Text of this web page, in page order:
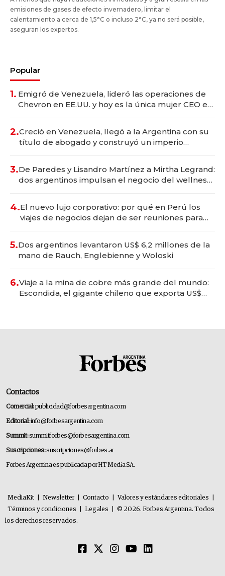
emisiones de gases de efecto invernadero, limitar el
calentamiento a cerca de 1,5°C o incluso 2°C, ya no será posible,
aseguran los expertos.
Popular
1. Emigró de Venezuela, lideró las operaciones de
Chevron en EE.UU. y hoy es la única mujer CEO en
2.Creció en Venezuela, llegó a la Argentina con su
título de abogado y construyó un imperio
3.De Paredes y Lisandro Martínez a Mirtha Legrand:
dos argentinos impulsan el negocio del wellness
4.El nuevo lujo corporativo: por qué en Perú los
viajes de negocios dejan de ser reuniones para
5.Dos argentinos levantaron US$ 6,2 millones de la
mano de Rauch, Englebienne y Woloski
6.Viaje a la mina de cobre más grande del mundo:
Escondida, el gigante chileno que exporta US$
Contactos
Comercial:publicidad@forbesargentina.com
Editorial:info@forbesargentina.com
Summit:summitforbes@forbesargentina.com
Suscripciones:suscripciones@forbes.ar
Forbes Argentina es publicada por HT Media SA.
MediaKit Newsletter Contacto Valores y estándares editoriales
Términos y condiciones
Legales
© 2026. Forbes Argentina. Todos
los derechos reservados.